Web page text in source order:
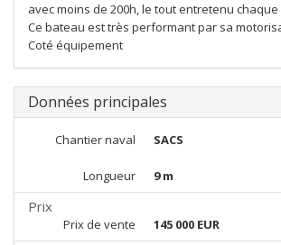
avec moins de 200h, le tout entretenu
Ce bateau est très performant par sa
Coté équipement
Données principales
Chantier naval SACS
Longueur 9 m
Prix
Prix de vente 145 000 EUR